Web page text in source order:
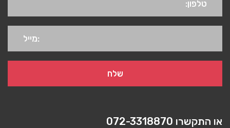
או התקשרו 072-3318870